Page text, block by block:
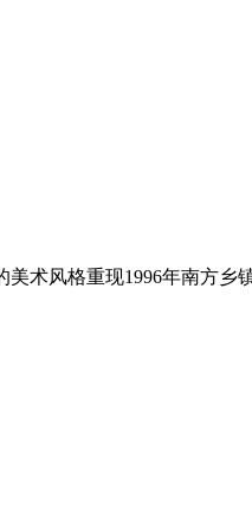
术风格重现1996年南方